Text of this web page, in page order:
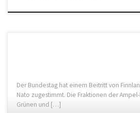
Der Bundestag hat einem Beitritt von
Nato zugestimmt. Die Fraktionen der
Grünen und […]